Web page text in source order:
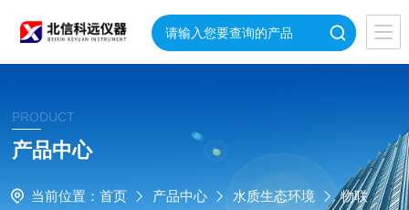
PRODUCT
产品中心
当前位置： 首页 产品中心 水质生态环境
物联